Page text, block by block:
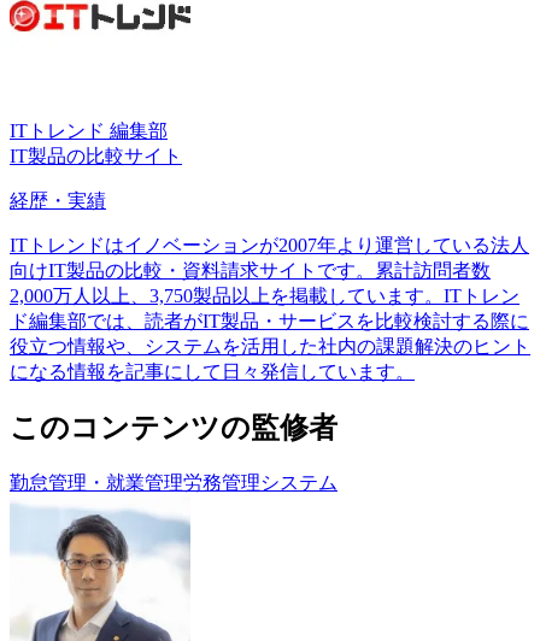
ITトレンド 編集部
IT製品の比較サイト
経歴・実績
ITトレンドはイノベーションが2007年より運営している法人
向けIT製品の比較・資料請求サイトです。累計訪問者数
2,000万人以上、3,750製品以上を掲載しています。ITトレン
ド編集部では、読者がIT製品・サービスを比較検討する際に
役立つ情報や、システムを活用した社内の課題解決のヒント
になる情報を記事にして日々発信しています。
このコンテンツの監修者
勤怠管理・就業管理労務管理システム